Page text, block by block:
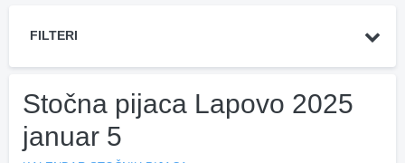
FILTERI
Stočna pijaca Lapovo 2025
januar 5